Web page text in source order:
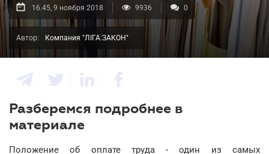
16.45, 9 ноября 2018 9936 0
Автор: Компания "ЛІГА:ЗАКОН"
Разберемся подробнее в
материале
Положение об оплате труда - один из самых